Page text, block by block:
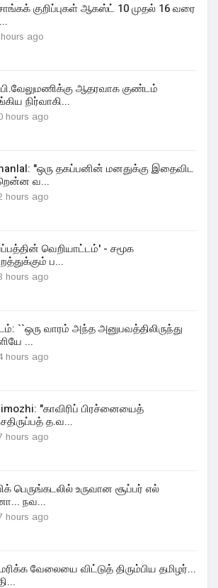
குறிப்புகள் ஆகஸ்ட் 10 முதல் 16 வரை
ago
ஆதரவாக குண்டம்
நிர்வாகி...
hours ago
"ஒரு தகப்பனின் மனதுக்கு இதைவிட
வ...
hours ago
வெறியாட்டம்' - சமூக
ப...
hours ago
``ஒரு வாரம் அந்த அனுபவத்திலிருந்து
...
hours ago
"காவிரிப் பிரச்னையைத்
த.வ...
hours ago
பெருங்கடலில் உருவான சூப்பர் எல்
நவ...
hours ago
வேலையை விட்டுத் திரும்பிய தமிழர்...